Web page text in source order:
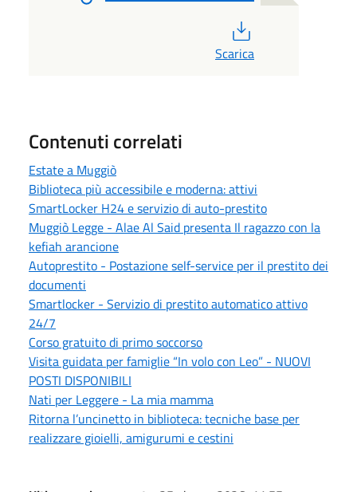
Scarica
Contenuti correlati
Estate a Muggiò
Biblioteca più accessibile e moderna: attivi
SmartLocker H24 e servizio di auto-prestito
Muggiò Legge - Alae Al Said presenta Il ragazzo con la
kefiah arancione
Autoprestito - Postazione self-service per il prestito dei
documenti
Smartlocker - Servizio di prestito automatico attivo
24/7
Corso gratuito di primo soccorso
Visita guidata per famiglie “In volo con Leo” - NUOVI
POSTI DISPONIBILI
Nati per Leggere - La mia mamma
Ritorna l’uncinetto in biblioteca: tecniche base per
realizzare gioielli, amigurumi e cestini